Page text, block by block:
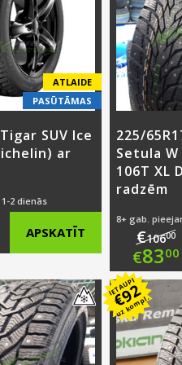
ATLAIDE
PASŪTĀMAS
SUV Ice
ar
2 dienās
APSKATĪT
225/
Setula W
106T XL
radzēm
8+ gab.
€10600
€8300
is:
IETAUPI
€92
uz kompl.